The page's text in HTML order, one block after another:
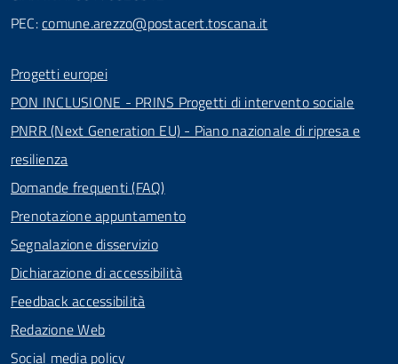
PEC:comune.arezzo@postacert.toscana.it
Progetti europei
PON INCLUSIONE - PRINS Progetti di intervento sociale
PNRR (Next Generation EU) - Piano nazionale di ripresa e
resilienza
Domande frequenti (FAQ)
Prenotazione appuntamento
Segnalazione disservizio
Dichiarazione di accessibilità
Feedback accessibilità
Redazione Web
Social media policy